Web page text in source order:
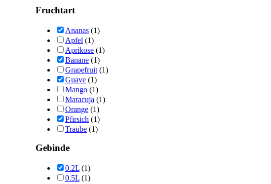
Fruchtart
Ananas (1)
Apfel (1)
Aprikose (1)
Banane (1)
Grapefruit (1)
Guave (1)
Mango (1)
Maracuja (1)
Orange (1)
Pfirsich (1)
Traube (1)
Gebinde
0.2L (1)
0.5L (1)